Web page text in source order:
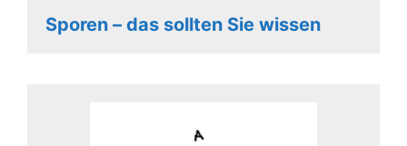
Sporen – das sollten Sie wissen